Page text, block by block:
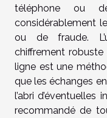
téléphone ou
considérablement
ou de fraude.
chiffrement
ligne est une
que les échanges
l’abri
recommandé de